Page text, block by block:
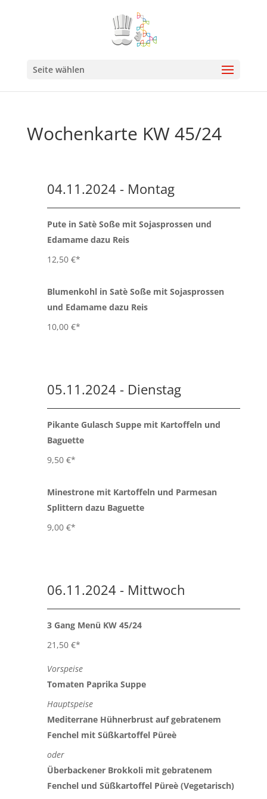
Seite wählen
Wochenkarte KW 45/24
04.11.2024 - Montag
Pute in Satè Soße mit Sojasprossen und
Edamame dazu Reis
12,50 €*
Blumenkohl in Satè Soße mit Sojasprossen
und Edamame dazu Reis
10,00 €*
05.11.2024 - Dienstag
Pikante Gulasch Suppe mit Kartoffeln und
Baguette
9,50 €*
Minestrone mit Kartoffeln und Parmesan
Splittern dazu Baguette
9,00 €*
06.11.2024 - Mittwoch
3 Gang Menü KW 45/24
21,50 €*
Vorspeise
Tomaten Paprika Suppe
Hauptspeise
Mediterrane Hühnerbrust auf gebratenem
Fenchel mit Süßkartoffel Püreè
oder
Überbackener Brokkoli mit gebratenem
Fenchel und Süßkartoffel Püreè (Vegetarisch)